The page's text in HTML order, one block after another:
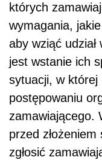
których
wymagania,
aby wziąć
jest wstanie ich
sytuacji, w której
postępowaniu
zamawiającego.
przed
zgłosić